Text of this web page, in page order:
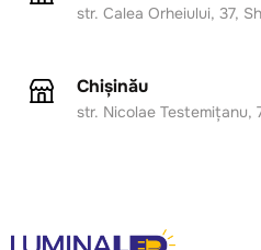
str. Calea Orheiului, 37,
Chișinău
str. Nicolae Testemițanu,